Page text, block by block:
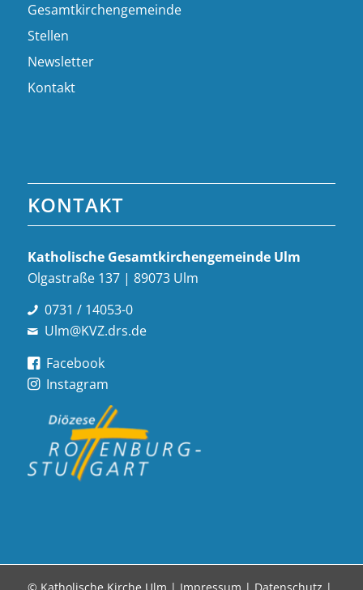
Gesamtkirchengemeinde
Stellen
Newsletter
Kontakt
KONTAKT
Katholische Gesamt­kirchen­gemeinde Ulm
Olgastraße 137 | 89073 Ulm
0731 / 14053-0
Ulm@KVZ.drs.de
Facebook
Instagram
© Katholische Kirche Ulm | Impressum | Datenschutz |